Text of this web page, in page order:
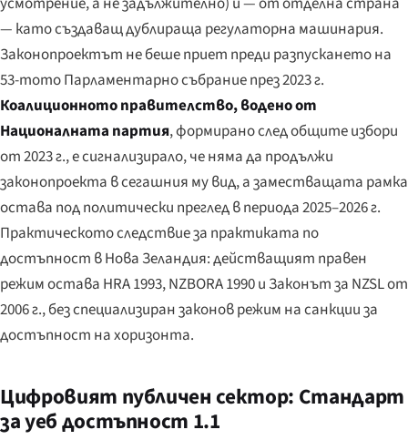
— като създаващ дублираща регулаторна машинария.
Законопроектът не беше приет преди разпускането на
53-тото Парламентарно събрание през 2023 г.
Коалиционното правителство, водено от
Националната партия, формирано след общите избори
от 2023 г., е сигнализирало, че няма да продължи
законопроекта в сегашния му вид, а заместващата рамка
остава под политически преглед в периода 2025–2026 г.
Практическото следствие за практиката по
достъпност в Нова Зеландия: действащият правен
режим остава HRA 1993, NZBORA 1990 и Законът за NZSL от
2006 г., без специализиран законов режим на санкции за
достъпност на хоризонта.
Цифровият публичен сектор: Стандарт
за уеб достъпност 1.1